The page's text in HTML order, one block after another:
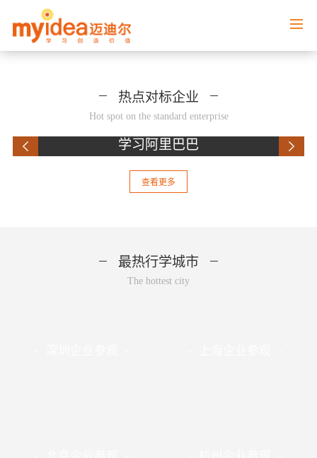
热点对标企业
Hot spot on the standard enterprise
学习阿里巴巴
查看更多
最热行学城市
The hottest city